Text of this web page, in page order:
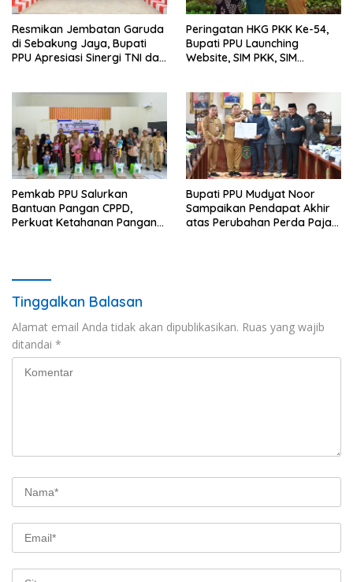
Resmikan Jembatan Garuda
di Sebakung Jaya, Bupati
PPU Apresiasi Sinergi TNI dan
Peringatan HKG PKK Ke-54,
Bupati PPU Launching
Website, SIM PKK, SIM
Pemkab PPU Salurkan
Bantuan Pangan CPPD,
Perkuat Ketahanan Pangan
Bupati PPU Mudyat Noor
Sampaikan Pendapat Akhir
atas Perubahan Perda Pajak
Tinggalkan Balasan
Alamat email Anda tidak akan dipublikasikan. Ruas yang wajib
ditandai *